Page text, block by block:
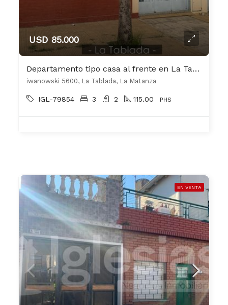
USD 85.000
Departamento tipo casa al frente en La Tablada
iwanowski 5600, La Tablada, La Matanza
IGL-79854 3 2 115.00 PHS
EN VENTA